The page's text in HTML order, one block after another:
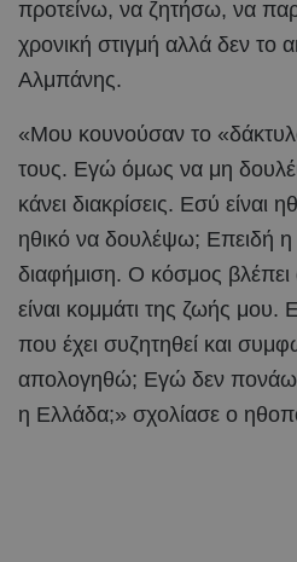
προτείνω, να ζητήσω, να
χρονική στιγμή αλλά δεν το
Αλμπάνης.
«Μου κουνούσαν το
τους. Εγώ όμως να μη
κάνει διακρίσεις. Εσύ είναι
ηθικό να δουλέψω; Επειδή η
διαφήμιση. Ο κόσμος βλέπει
είναι κομμάτι της ζωής μου.
που έχει συζητηθεί και
απολογηθώ; Εγώ δεν πονάω;
η Ελλάδα;» σχολίασε ο